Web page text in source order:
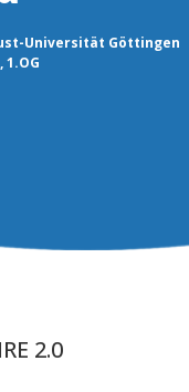
Universität Göttingen
2.0